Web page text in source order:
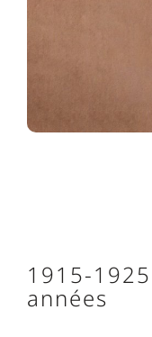
1915-
années